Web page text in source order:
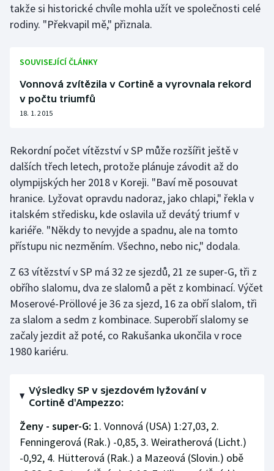
Lezení
Moderní pětiboj
Motorsport
Parasport
Plavání
Plážový volejbal
Ragby
Rychlobruslení
Rychlostní kanoistika
Short track
Stolní tenis
Triatlon
Veslování
takže si historické chvíle mohla užít ve společnosti celé
rodiny. "Překvapil mě," přiznala.
SOUVISEJÍCÍ ČLÁNKY
Vonnová zvítězila v Cortině a vyrovnala rekord
v počtu triumfů
18. 1. 2015
Rekordní počet vítězství v SP může rozšířit ještě v
dalších třech letech, protože plánuje závodit až do
olympijských her 2018 v Koreji. "Baví mě posouvat
hranice. Lyžovat opravdu nadoraz, jako chlapi," řekla v
italském středisku, kde oslavila už devátý triumf v
kariéře. "Někdy to nevyjde a spadnu, ale na tomto
přístupu nic nezměním. Všechno, nebo nic," dodala.
Z 63 vítězství v SP má 32 ze sjezdů, 21 ze super-G, tři z
obřího slalomu, dva ze slalomů a pět z kombinací. Výčet
Moserové-Pröllové je 36 za sjezd, 16 za obří slalom, tři
za slalom a sedm z kombinace. Superobří slalomy se
začaly jezdit až poté, co Rakušanka ukončila v roce
1980 kariéru.
Výsledky SP v sjezdovém lyžování v
Cortině d'Ampezzo:
Ženy - super-G: 1. Vonnová (USA) 1:27,03, 2.
Fenningerová (Rak.) -0,85, 3. Weiratherová (Licht.)
-0,92, 4. Hütterová (Rak.) a Mazeová (Slovin.) obě